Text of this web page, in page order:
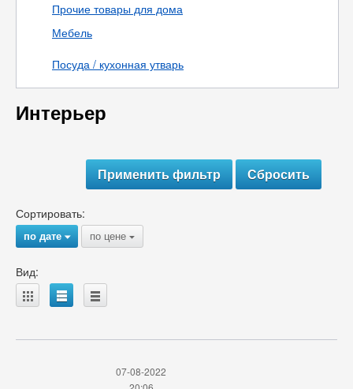
Прочие товары для дома
Мебель
Посуда / кухонная утварь
Интерьер
Сортировать:
по дате{ по цене {
Вид:
A B C
07-08-2022